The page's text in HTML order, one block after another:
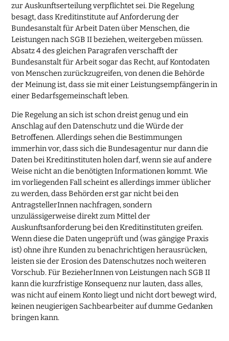
zur Auskunftserteilung verpflichtet sei. Die Regelung
besagt, dass Kreditinstitute auf Anforderung der
Bundesanstalt für Arbeit Daten über Menschen, die
Leistungen nach SGB II beziehen, weitergeben müssen.
Absatz 4 des gleichen Paragrafen verschafft der
Bundesanstalt für Arbeit sogar das Recht, auf Kontodaten
von Menschen zurückzugreifen, von denen die Behörde
der Meinung ist, dass sie mit einer Leistungsempfängerin in
einer Bedarfsgemeinschaft leben.
Die Regelung an sich ist schon dreist genug und ein
Anschlag auf den Datenschutz und die Würde der
Betroffenen. Allerdings sehen die Bestimmungen
immerhin vor, dass sich die Bundesagentur nur dann die
Daten bei Kreditinstituten holen darf, wenn sie auf andere
Weise nicht an die benötigten Informationen kommt. Wie
im vorliegenden Fall scheint es allerdings immer üblicher
zu werden, dass Behörden erst gar nicht bei den
AntragstellerInnen nachfragen, sondern
unzulässigerweise direkt zum Mittel der
Auskunftsanforderung bei den Kreditinstituten greifen.
Wenn diese die Daten ungeprüft und (was gängige Praxis
ist) ohne ihre Kunden zu benachrichtigen herausrücken,
leisten sie der Erosion des Datenschutzes noch weiteren
Vorschub. Für BezieherInnen von Leistungen nach SGB II
kann die kurzfristige Konsequenz nur lauten, dass alles,
was nicht auf einem Konto liegt und nicht dort bewegt wird,
keinen neugierigen Sachbearbeiter auf dumme Gedanken
bringen kann.